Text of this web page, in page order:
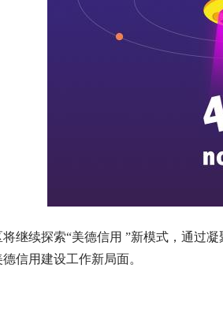
续探索“美德信用 ”新模式，通过凝
信用建设工作新局面。